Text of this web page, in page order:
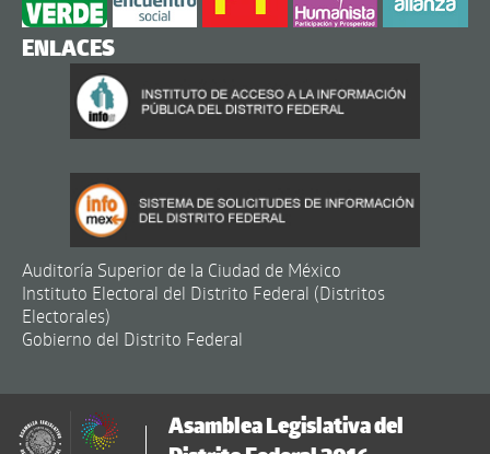
ENLACES
Auditoría Superior de la Ciudad de México
Instituto Electoral del Distrito Federal (Distritos
Electorales)
Gobierno del Distrito Federal
Asamblea Legislativa del